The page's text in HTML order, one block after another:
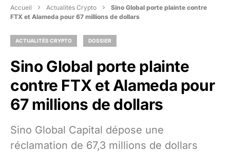
Accueil Actualités Crypto
Sino Global porte plainte contre
FTX et Alameda pour 67 millions de dollars
ACTUALITÉS CRYPTO DOSSIER
Sino Global porte plainte
contre FTX et Alameda pour
67 millions de dollars
Sino Global Capital dépose une
réclamation de 67,3 millions de dollars